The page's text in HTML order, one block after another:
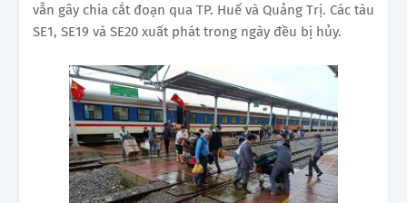
vẫn gây chia cắt đoạn qua TP. Huế và Quảng Trị. Các tàu
SE1, SE19 và SE20 xuất phát trong ngày đều bị hủy.